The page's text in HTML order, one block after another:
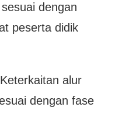
dengan
peserta didik
alur
dengan fase